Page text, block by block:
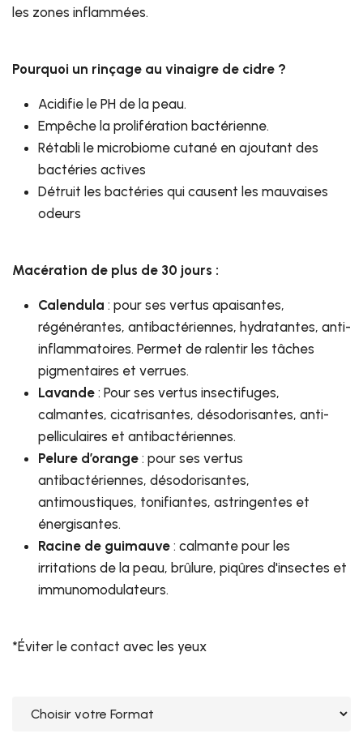
les zones inflammées.
Pourquoi un rinçage au vinaigre de cidre ?
Acidifie le PH de la peau.
Empêche la prolifération bactérienne.
Rétabli le microbiome cutané en ajoutant des
bactéries actives
Détruit les bactéries qui causent les mauvaises
odeurs
Macération de plus de 30 jours :
Calendula : pour ses vertus apaisantes,
régénérantes, antibactériennes, hydratantes, anti-
inflammatoires. Permet de ralentir les tâches
pigmentaires et verrues.
Lavande : Pour ses vertus insectifuges,
calmantes, cicatrisantes, désodorisantes, anti-
pelliculaires et antibactériennes.
Pelure d’orange : pour ses vertus
antibactériennes, désodorisantes,
antimoustiques, tonifiantes, astringentes et
énergisantes.
Racine de guimauve : calmante pour les
irritations de la peau, brûlure, piqûres d'insectes et
immunomodulateurs.
*Éviter le contact avec les yeux